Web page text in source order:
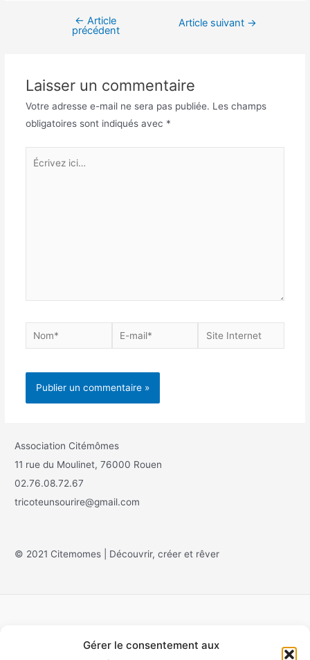
Gérer le consentement aux
← Article
précédent
Article suivant →
Laisser un commentaire
Votre adresse e-mail ne sera pas publiée. Les champs
obligatoires sont indiqués avec *
Association Citémômes
11 rue du Moulinet, 76000 Rouen
02.76.08.72.67
tricoteunsourire@gmail.com
© 2021 Citemomes | Découvrir, créer et rêver